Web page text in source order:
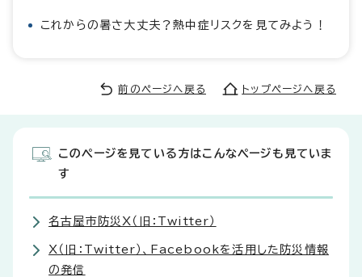
これからの暑さ大丈夫？熱中症リスクを見てみよう！
前のページへ戻る トップページへ戻る
このページを見ている方はこんなページも見ていま
す
名古屋市防災X（旧：Twitter）
X（旧：Twitter）、Facebookを活用した防災情報
の発信